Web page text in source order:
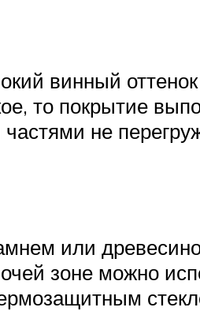
винный
то покрытие
не
или
зоне можно